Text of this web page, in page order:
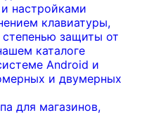
настройками
клавиатуры,
защиты от
каталоге
Android и
и двумерных